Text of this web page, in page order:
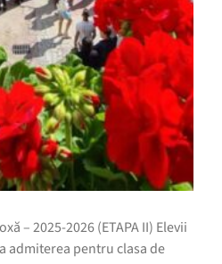
– 2025-2026 (ETAPA II) Elevii
admiterea pentru clasa de